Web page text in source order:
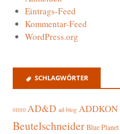
Eintrags-Feed
Kommentar-Feed
WordPress.org
SCHLAGWÖRTER
01010 AD&D ad-blog ADDKON
Beutelschneider Blue Planet